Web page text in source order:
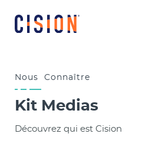
Nous Connaître
Kit Medias
Découvrez qui est Cision